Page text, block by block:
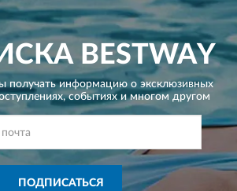
BESTWAY
получать информацию о эксклюзивных
событиях и многом другом
ПОДПИСАТЬСЯ